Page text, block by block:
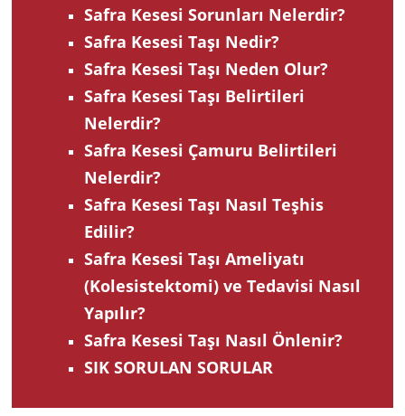
Safra Kesesi Sorunları Nelerdir?
Safra Kesesi Taşı Nedir?
Safra Kesesi Taşı Neden Olur?
Safra Kesesi Taşı Belirtileri
Nelerdir?
Safra Kesesi Çamuru Belirtileri
Nelerdir?
Safra Kesesi Taşı Nasıl Teşhis
Edilir?
Safra Kesesi Taşı Ameliyatı
(Kolesistektomi) ve Tedavisi Nasıl
Yapılır?
Safra Kesesi Taşı Nasıl Önlenir?
SIK SORULAN SORULAR